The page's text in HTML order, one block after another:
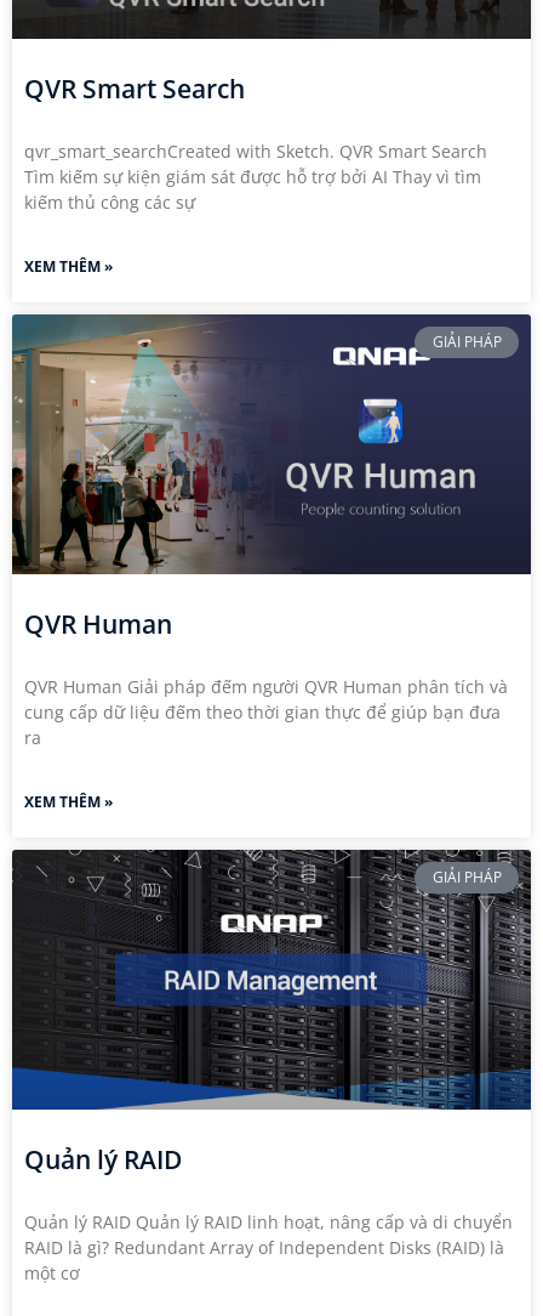
QVR Smart Search
qvr_smart_searchCreated with Sketch. QVR Smart Search
Tìm kiếm sự kiện giám sát được hỗ trợ bởi AI Thay vì tìm
kiếm thủ công các sự
XEM THÊM »
GIẢI PHÁP
QVR Human
QVR Human Giải pháp đếm người QVR Human phân tích và
cung cấp dữ liệu đếm theo thời gian thực để giúp bạn đưa
ra
XEM THÊM »
GIẢI PHÁP
Quản lý RAID
Quản lý RAID Quản lý RAID linh hoạt, nâng cấp và di chuyển
RAID là gì? Redundant Array of Independent Disks (RAID) là
một cơ